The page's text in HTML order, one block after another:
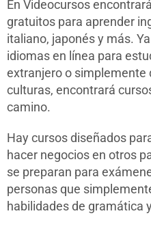
En Videocursos
gratuitos para aprender
italiano, japonés y más.
idiomas en línea para
extranjero o simplemente
culturas, encontrará
camino.
Hay cursos diseñados
hacer negocios en otros
se preparan para
personas que
habilidades de gramática